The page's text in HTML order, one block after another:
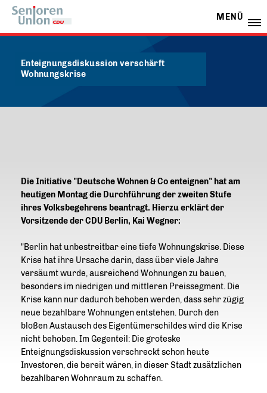
MENÜ
Enteignungsdiskussion verschärft
Wohnungskrise
Die Initiative "Deutsche Wohnen & Co enteignen" hat am
heutigen Montag die Durchführung der zweiten Stufe
ihres Volksbegehrens beantragt. Hierzu erklärt der
Vorsitzende der CDU Berlin, Kai Wegner:
"Berlin hat unbestreitbar eine tiefe Wohnungskrise. Diese
Krise hat ihre Ursache darin, dass über viele Jahre
versäumt wurde, ausreichend Wohnungen zu bauen,
besonders im niedrigen und mittleren Preissegment. Die
Krise kann nur dadurch behoben werden, dass sehr zügig
neue bezahlbare Wohnungen entstehen. Durch den
bloßen Austausch des Eigentümerschildes wird die Krise
nicht behoben. Im Gegenteil: Die groteske
Enteignungsdiskussion verschreckt schon heute
Investoren, die bereit wären, in dieser Stadt zusätzlichen
bezahlbaren Wohnraum zu schaffen.